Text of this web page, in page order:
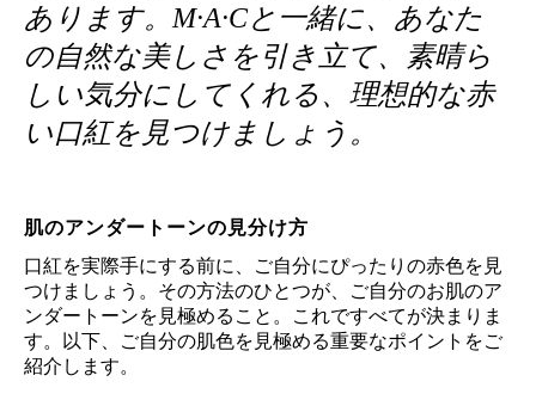
あります。M·A·Cと一緒に、あなた
の自然な美しさを引き立て、素晴ら
しい気分にしてくれる、理想的な赤
い口紅を見つけましょう。
肌のアンダートーンの見分け方
口紅を実際手にする前に、ご自分にぴったりの赤色を見
つけましょう。その方法のひとつが、ご自分のお肌のア
ンダートーンを見極めること。これですべてが決まりま
す。以下、ご自分の肌色を見極める重要なポイントをご
紹介します。